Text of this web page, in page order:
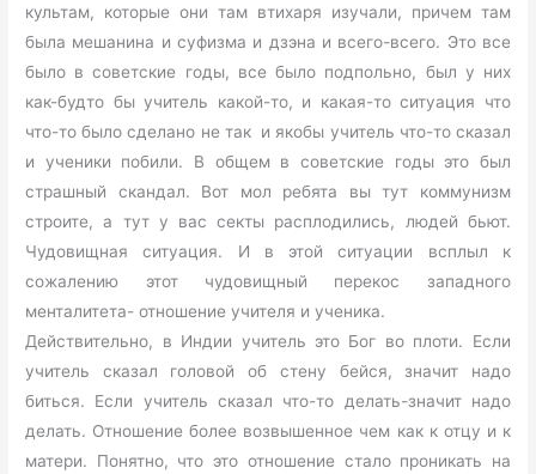
культам, которые они там втихаря изучали, причем там
была мешанина и суфизма и дзэна и всего-всего. Это все
было в советские годы, все было подпольно, был у них
как-будто бы учитель какой-то, и какая-то ситуация что
что-то было сделано не так и якобы учитель что-то сказал
и ученики побили. В общем в советские годы это был
страшный скандал. Вот мол ребята вы тут коммунизм
строите, а тут у вас секты расплодились, людей бьют.
Чудовищная ситуация. И в этой ситуации всплыл к
сожалению этот чудовищный перекос западного
менталитета- отношение учителя и ученика.
Действительно, в Индии учитель это Бог во плоти. Если
учитель сказал головой об стену бейся, значит надо
биться. Если учитель сказал что-то делать-значит надо
делать. Отношение более возвышенное чем как к отцу и к
матери. Понятно, что это отношение стало проникать на